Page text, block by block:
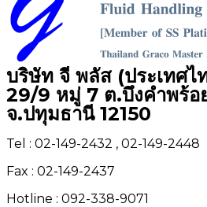
บริษัท จี พลัส (ประเทศไ
29/9 หมู่ 7 ต.บึงคำพร้อ
จ.ปทุมธานี 12150
Tel : 02-149-2432 , 02-149-2448
Fax : 02-149-2437
Hotline : 092-338-9071